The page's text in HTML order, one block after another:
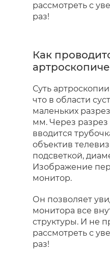
рассмотреть с
раз!
Как
Суть
что в области
маленьких
мм. Через разрез
вводится
объектив
подсветкой,
Изображение
монитор.
Он позволяет
монитора все
структуры. И не
рассмотреть с
раз!